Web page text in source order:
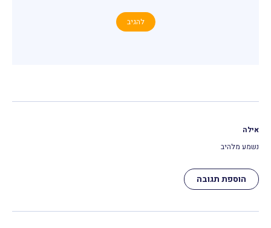
אילה
נשמע מלהיב
הוספת תגובה